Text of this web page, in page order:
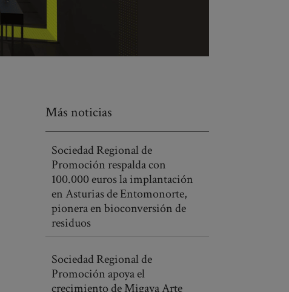
Más noticias
Sociedad Regional de
Promoción respalda con
100.000 euros la implantación
en Asturias de Entomonorte,
pionera en bioconversión de
residuos
Sociedad Regional de
Promoción apoya el
crecimiento de Migaya Arte